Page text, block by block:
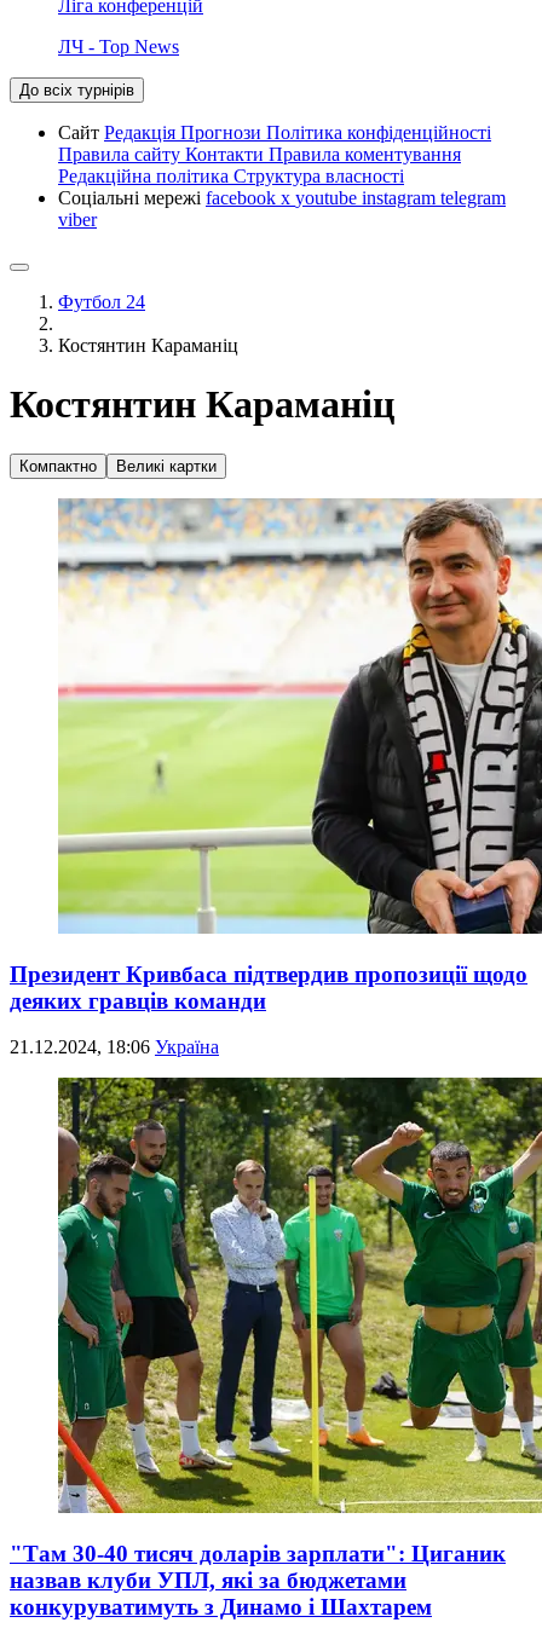
Ліга конференцій
ЛЧ - Top News
До всіх турнірів
Сайт Редакція Прогнози Політика конфіденційності
Правила сайту Контакти Правила коментування
Редакційна політика Структура власності
Соціальні мережі facebook x youtube instagram telegram
viber
Футбол 24
Костянтин Караманіц
Костянтин Караманіц
Компактно Великі картки
Президент Кривбаса підтвердив пропозиції щодо
деяких гравців команди
21.12.2024, 18:06 Україна
"Там 30-40 тисяч доларів зарплати": Циганик
назвав клуби УПЛ, які за бюджетами
конкуруватимуть з Динамо і Шахтарем